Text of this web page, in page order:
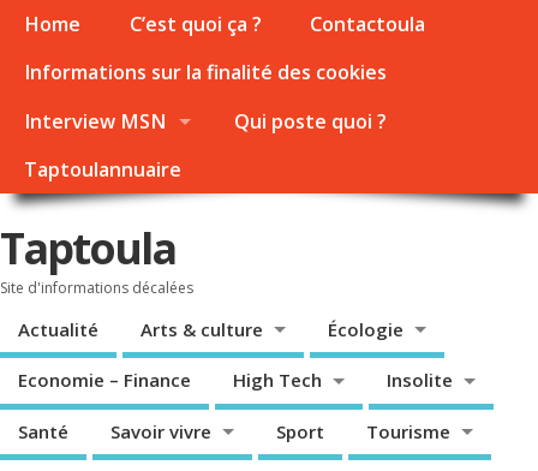
Home C’est quoi ça ?
Contactoula
Informations sur la finalité des cookies
Interview MSN
Qui poste quoi ?
Taptoulannuaire
Taptoula
Site d'informations décalées
Actualité Arts & culture Écologie
Economie – Finance High Tech Insolite
Santé Savoir vivre Sport Tourisme